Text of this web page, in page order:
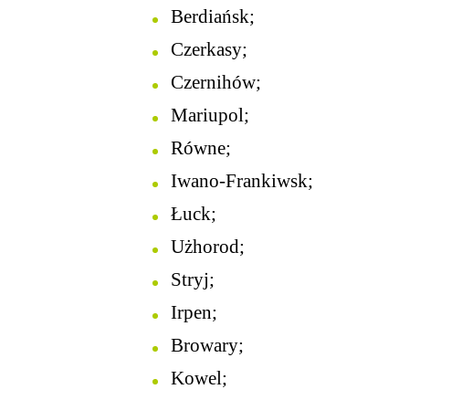
Berdiańsk;
Czerkasy;
Czernihów;
Mariupol;
Równe;
Iwano-Frankiwsk;
Łuck;
Użhorod;
Stryj;
Irpen;
Browary;
Kowel;